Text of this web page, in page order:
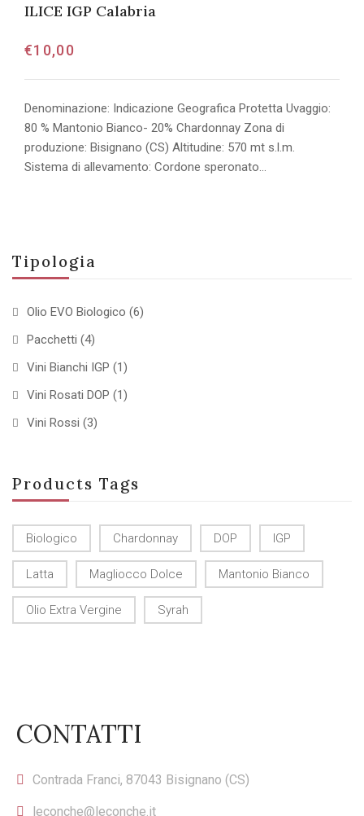
Tipologia
Olio EVO Biologico (6)
Pacchetti (4)
Vini Bianchi IGP (1)
Vini Rosati DOP (1)
Vini Rossi (3)
Products Tags
Biologico Chardonnay DOP IGP
Latta Magliocco Dolce Mantonio Bianco
Olio Extra Vergine Syrah
ILICE IGP Calabria
€10,00
Denominazione: Indicazione Geografica Protetta Uvaggio:
80 % Mantonio Bianco- 20% Chardonnay Zona di
produzione: Bisignano (CS) Altitudine: 570 mt s.l.m.
Sistema di allevamento: Cordone speronato…
CONTATTI
Contrada Franci, 87043 Bisignano (CS)
leconche@leconche.it